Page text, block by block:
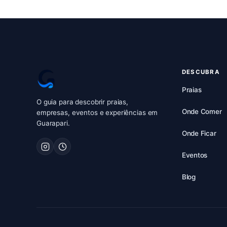
O guia para descobrir praias,
empresas, eventos e experiências em
Guarapari.
DESCUBRA
Praias
Onde Comer
Onde Ficar
Eventos
Blog